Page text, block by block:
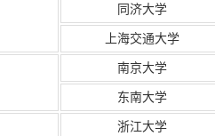
同济大学
上海交通大学
南京大学
东南大学
浙江大学